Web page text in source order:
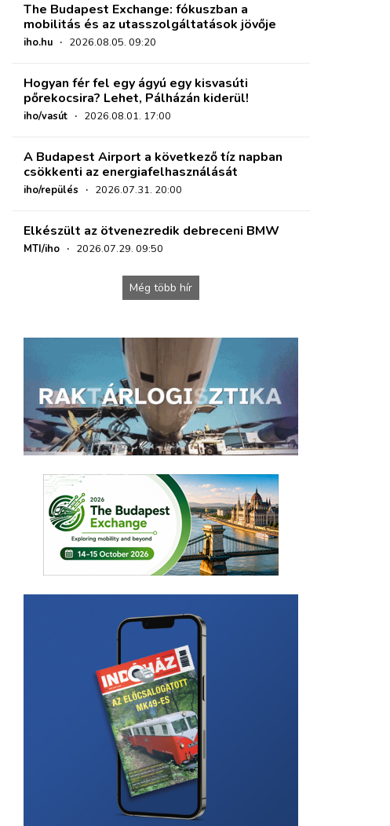
The Budapest Exchange: fókuszban a
mobilitás és az utasszolgáltatások jövője
iho.hu · 2026.08.05. 09:20
Hogyan fér fel egy ágyú egy kisvasúti
pőrekocsira? Lehet, Pálházán kiderül!
iho/vasút · 2026.08.01. 17:00
A Budapest Airport a következő tíz napban
csökkenti az energiafelhasználását
iho/repülés · 2026.07.31. 20:00
Elkészült az ötvenezredik debreceni BMW
MTI/iho · 2026.07.29. 09:50
Még több hír